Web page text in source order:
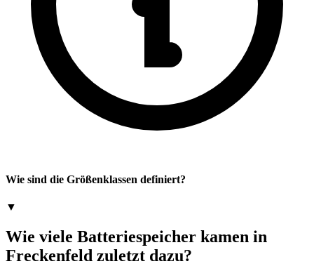
Wie sind die Größenklassen definiert?
▼
Wie viele Batteriespeicher kamen in
Freckenfeld zuletzt dazu?